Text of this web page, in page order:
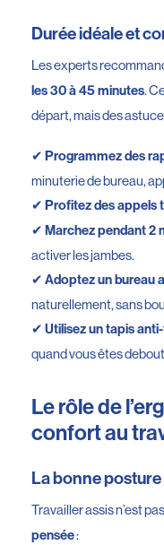
Durée idéale et
Les experts
les 30 à 45 minutes.
départ, mais des
✔ Programmez des
minuterie de bureau,
✔ Profitez des appels
✔ Marchez pendant 2
activer les jambes.
✔ Adoptez un bureau
naturellement, sans
✔ Utilisez un tapis
quand vous êtes
Le rôle de
confort au
La bonne posture
Travailler assis n’est
pensée: